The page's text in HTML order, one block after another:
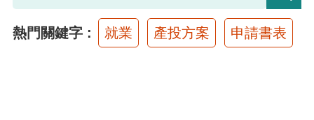
務
專
熱門關鍵字 就業 產投方案 申請書表